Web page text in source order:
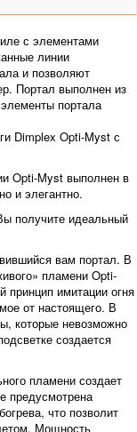
с элементами
линии
и позволяют
Портал выполнен из
портала
Dimplex Opti-Myst с
Opti-Myst выполнен в
и элегантно.
получите идеальный
вам портал. В
пламени Opti-
принцип имитации огня
от настоящего. В
которые невозможно
создается
пламени создает
предусмотрена
что позволит
Мощность